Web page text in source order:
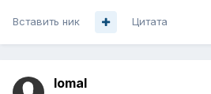
Вставить ник Цитата
lomal